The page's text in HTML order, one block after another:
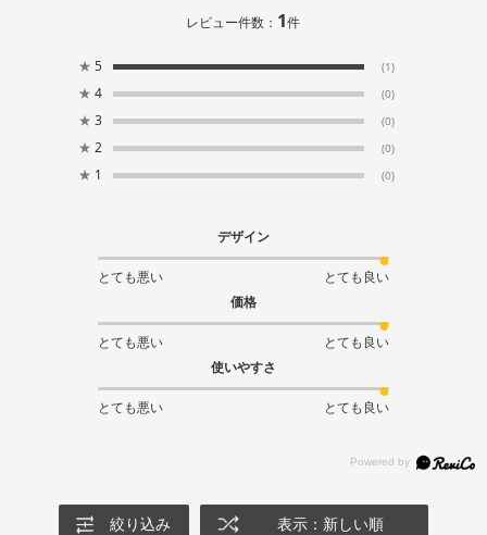
レビュー件数： 1件
★ 5 (1)
★ 4 (0)
★ 3 (0)
★ 2 (0)
★ 1 (0)
デザイン
とても悪い
とても良い
価格
とても悪い
とても良い
使いやすさ
とても悪い とても良い
絞り込み 表示：新しい順